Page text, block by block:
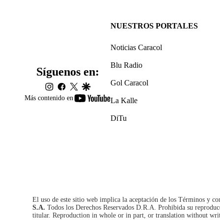
Más contenido en
youtube-
Síguenos en:
instagram
facebook
twittergoogle
NUESTROS PORTALES
Noticias Caracol
Blu Radio
Gol Caracol
La Kalle
DiTu
El uso de este sitio web implica la aceptación de los Términos y
S.A. Todos los Derechos Reservados D.R.A. Prohibida su
titular. Reproduction in whole or in part, or translation without